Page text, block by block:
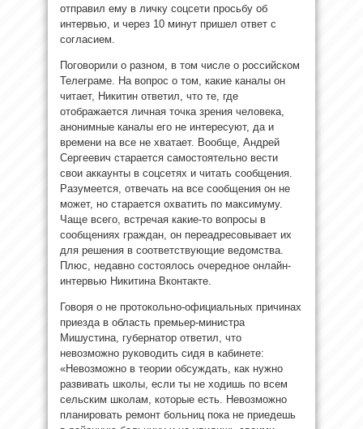
отправил ему в личку соцсети просьбу об
интервью, и через 10 минут пришел ответ с
согласием.
Поговорили о разном, в том числе о российском
Телеграме. На вопрос о том, какие каналы он
читает, Никитин ответил, что те, где
отображается личная точка зрения человека,
анонимные каналы его не интересуют, да и
времени на все не хватает. Вообще, Андрей
Сергеевич старается самостоятельно вести
свои аккаунты в соцсетях и читать сообщения.
Разумеется, отвечать на все сообщения он не
может, но старается охватить по максимуму.
Чаще всего, встречая какие-то вопросы в
сообщениях граждан, он переадресовывает их
для решения в соответствующие ведомства.
Плюс, недавно состоялось очередное онлайн-
интервью Никитина Вконтакте.
Говоря о не протокольно-официальных причинах
приезда в область премьер-министра
Мишустина, губернатор ответил, что
невозможно руководить сидя в кабинете:
«Невозможно в теории обсуждать, как нужно
развивать школы, если ты не ходишь по всем
сельским школам, которые есть. Невозможно
планировать ремонт больниц пока не приедешь